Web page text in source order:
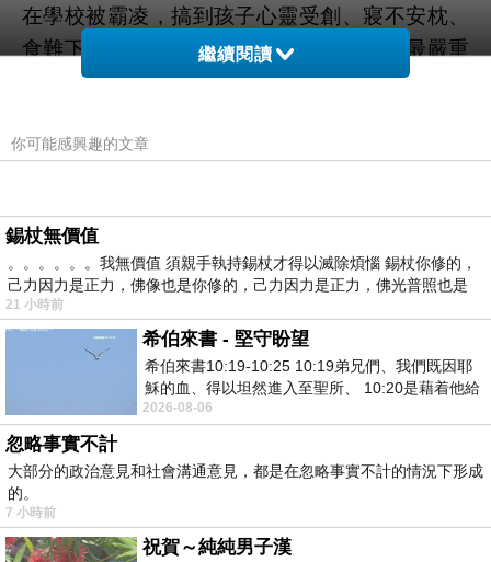
在學校被霸凌，搞到孩子心靈受創、寢不安枕、
食難下嚥，甚至還患有躁鬱症、憂鬱症，最嚴重
的就有可能是自殺，陳其邁身為高雄大家長居然
說起小孩在學校遭受霸凌，簡煥宗身為執政黨高
扯到中天公審孩子，這種冷血、講話不經大腦的
人，還配資格為民服務？怪不得羅智強、徐巧
芯、葉元之在質疑他！
賴瑞隆被所有家長背上校園霸凌加害孩子父母的
罪名，全是因為簡煥宗這個老鼠屎，才會把賴瑞
隆給帶壞，更會把賴瑞隆兒子給帶壞！現在，龍
華國中的孩子遭受校園霸凌，簡煥宗是不是又說
是中天在公審加害孩子？這樣一個高雄市議員，
老是講沒有營養的話，才會讓賴瑞隆背上不仁義
罪名！
另外，談起中天公審孩子，郭昱晴在台北街頭上
繼續閱讀
你可能感興趣的文章
錫杖無價值
。。。。。。我無價值 須親手執持錫杖才得以滅除煩惱 錫杖你修的，
己力因力是正力，佛像也是你修的，己力因力是正力，佛光普照也是
21 小時前
希伯來書 - 堅守盼望
希伯來書10:19-10:25 10:19弟兄們、我們既因耶
穌的血、得以坦然進入至聖所、 10:20是藉着他給
我們開了一條又新又活的路從幔子經過
2026-08-06
忽略事實不計
大部分的政治意見和社會溝通意見，都是在忽略事實不計的情況下形成
的。
7 小時前
祝賀～純純男子漢